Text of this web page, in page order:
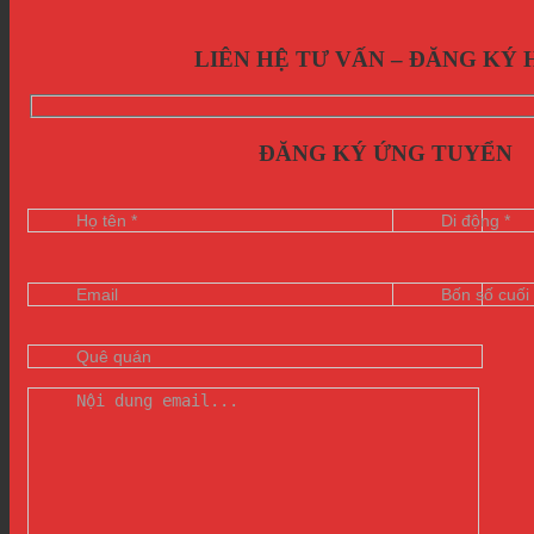
LIÊN HỆ TƯ VẤN – ĐĂNG KÝ
ĐĂNG KÝ ỨNG TUYỂN